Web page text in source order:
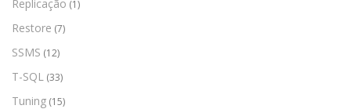
Replicação (1)
Restore (7)
SSMS (12)
T-SQL (33)
Tuning (15)